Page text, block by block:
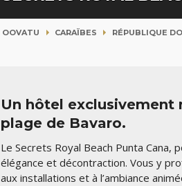
OOVATU CARAÏBES RÉPUBLIQUE
Un hôtel exclusivement
plage de Bavaro.
Le Secrets Royal Beach Punta
élégance et décontraction. Vous y
aux installations et à l’ambiance